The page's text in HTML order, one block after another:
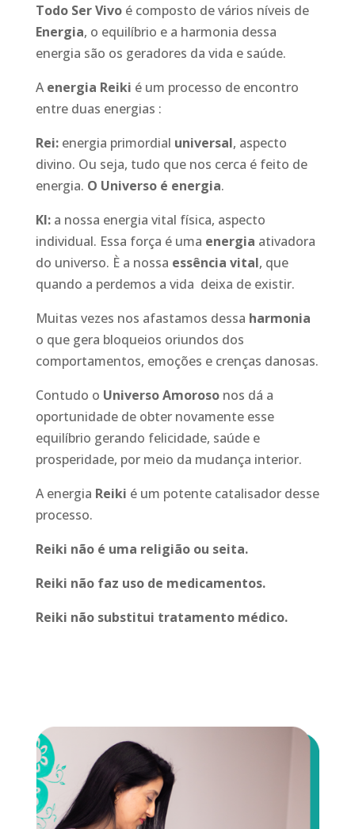
Todo Ser Vivoé composto de vários níveis de
Energia, o equilíbrio e a harmonia dessa
energia são os geradores da vida e saúde.
Aenergia Reiki é um processo de encontro
entre duas energias :
Rei:energia primordial universal, aspecto
divino. Ou seja, tudo que nos cerca é feito de
energia. O Universo é energia.
KI:a nossa energia vital física, aspecto
individual. Essa força é uma energia ativadora
do universo. È a nossa essência vital, que
quando a perdemos a vida deixa de existir.
Muitas vezes nos afastamos dessa harmonia
o que gera bloqueios oriundos dos
comportamentos, emoções e crenças danosas.
Contudo o Universo Amorosonos dá a
oportunidade de obter novamente esse
equilíbrio gerando felicidade, saúde e
prosperidade, por meio da mudança interior.
A energia Reiki é um potente catalisador desse
processo.
Reiki não é uma religião ou seita.
Reiki não faz uso de medicamentos.
Reiki não substitui tratamento médico.